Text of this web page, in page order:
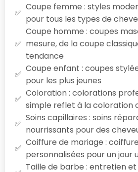
Coupe femme : styles
pour tous les types de
Coupe homme : coupes
mesure, de la coupe
tendance
Coupe enfant : coupes
pour les plus jeunes
Coloration : colorations
simple reflet à la coloration
Soins capillaires : soins
nourrissants pour des
Coiffure de mariage :
personnalisées pour un jour
Taille de barbe : entretien